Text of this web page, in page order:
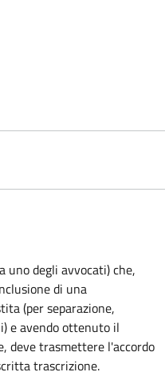
uno degli avvocati) che,
di una
(per separazione,
e avendo ottenuto il
deve trasmettere l'accordo
trascrizione.